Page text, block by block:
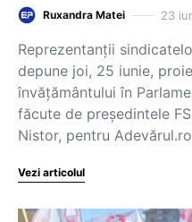
Ruxandra Matei 23
Reprezentanții
depune joi, 25 iunie,
învățământului în
făcute de președintele
Nistor, pentru
Vezi articolul